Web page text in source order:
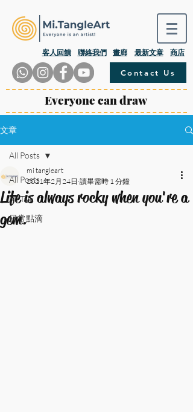
​客人回饋 畫廊
聯絡我們 最新文章 商店
Contact Us
Everyone can draw
文章
All Posts
Mi.Talk
日常點滴
All Posts
Life is always rocky when you're a
gem.
mi tangleart
2021年2月24日 讀畢需時 1 分鐘